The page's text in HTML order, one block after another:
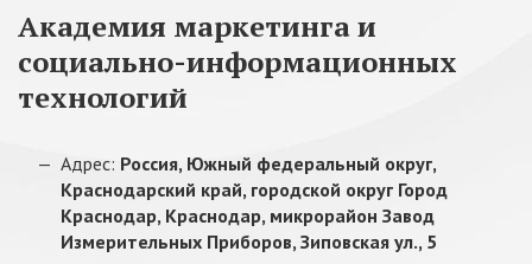
Академия маркетинга и
социально-информационных
технологий
Адрес: Россия, Южный федеральный округ,
Краснодарский край, городской округ Город
Краснодар, Краснодар, микрорайон Завод
Измерительных Приборов, Зиповская ул., 5